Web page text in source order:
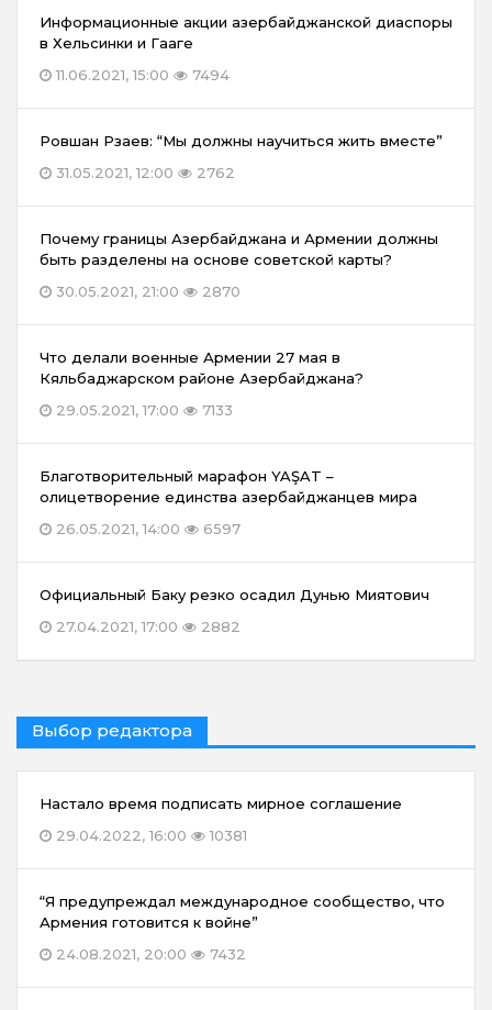
Информационные акции азербайджанской диаспоры
в Хельсинки и Гааге
11.06.2021, 15:00
7494
Ровшан Рзаев: “Мы должны научиться жить вместе”
31.05.2021, 12:00
2762
Почему границы Азербайджана и Армении должны
быть разделены на основе советской карты?
30.05.2021, 21:00
2870
Что делали военные Армении 27 мая в
Кяльбаджарском районе Азербайджана?
29.05.2021, 17:00
7133
Благотворительный марафон YAŞAT –
олицетворение единства азербайджанцев мира
26.05.2021, 14:00
6597
Официальный Баку резко осадил Дунью Миятович
27.04.2021, 17:00
2882
Выбор редактора
Настало время подписать мирное соглашение
29.04.2022, 16:00
10381
“Я предупреждал международное сообщество, что
Армения готовится к войне”
24.08.2021, 20:00
7432